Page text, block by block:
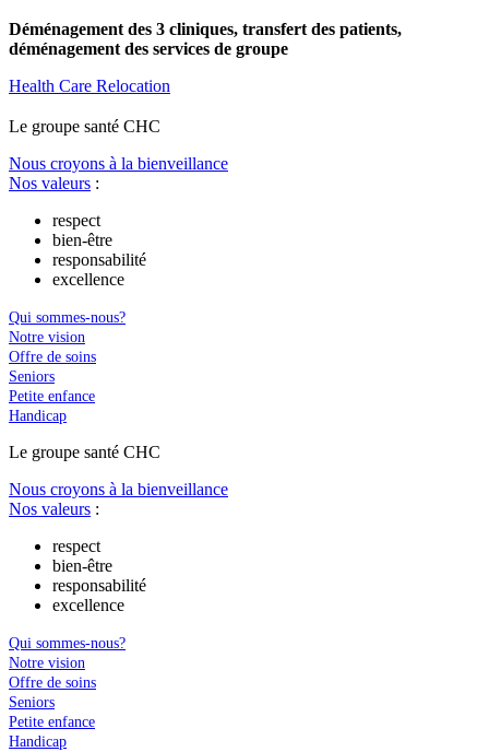
Déménagement des 3 cliniques, transfert des patients,
déménagement des services de groupe
Health Care Relocation
Le groupe santé CHC
Nous croyons à la bienveillance
Nos valeurs :
respect
bien-être
responsabilité
excellence
Qui sommes-nous?
Notre vision
Offre de soins
Seniors
Petite enfance
Handicap
Le groupe santé CHC
Nous croyons à la bienveillance
Nos valeurs :
respect
bien-être
responsabilité
excellence
Qui sommes-nous?
Notre vision
Offre de soins
Seniors
Petite enfance
Handicap